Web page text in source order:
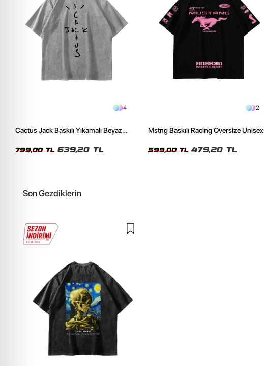
4
Cactus Jack Baskılı Yıkamalı Beyaz
799,00 TL 639,20 TL
2
Mstng Baskılı Racing Oversize Unisex
599,00 TL 479,20 TL
Son Gezdiklerin